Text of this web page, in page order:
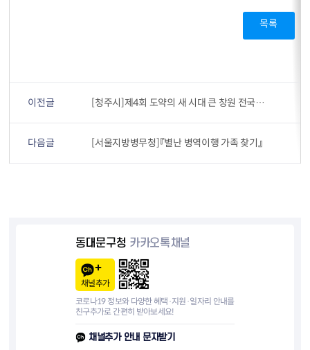
목록
이전글 [청주시]제4회 도약의 새 시대 큰 창원 전국만화공모전
다음글 [서울지방병무청]『별난 병역이행 가족 찾기』
동대문구청 카카오톡채널
채널추가
코로나19 정보와 다양한 혜택·지원·일자리 안내를
친구추가로 간편히 받아보세요!
채널추가 안내 문자받기